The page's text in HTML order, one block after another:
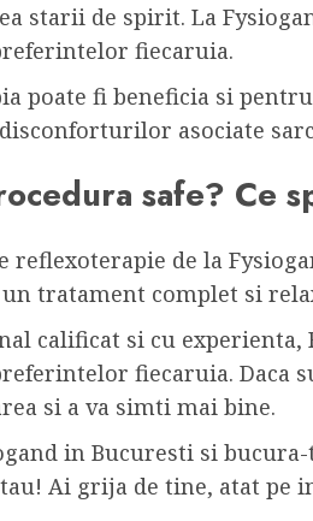
starii de spirit. La
fiecaruia.
poate fi beneficia si
asociate
safe? Ce
reflexoterapie de la
tratament complet si
calificat si cu
fiecaruia. Daca
si a va simti mai bine.
in Bucuresti si
Ai grija de tine, atat pe